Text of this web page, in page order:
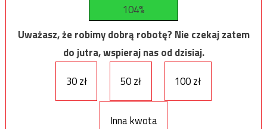
104%
Uważasz, że robimy dobrą robotę? Nie czekaj zatem
do jutra, wspieraj nas od dzisiaj.
30 zł
50 zł 100 zł
Inna kwota